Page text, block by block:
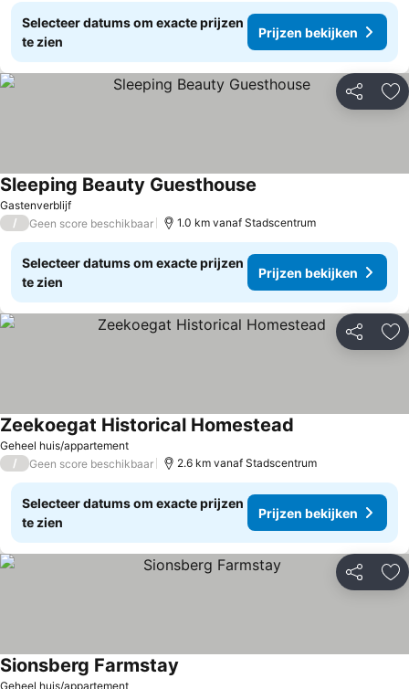
Selecteer datums om exacte prijzen
te zien
Prijzen bekijken
Delen
Gastenverblijf
Sleeping Beauty Guesthouse
/ Geen score beschikbaar 1.0 km vanaf Stadscentrum
Selecteer datums om exacte prijzen
te zien
Prijzen bekijken
Delen
Geheel huis/appartement
Zeekoegat Historical Homestead
/ Geen score beschikbaar 2.6 km vanaf Stadscentrum
Selecteer datums om exacte prijzen
te zien
Prijzen bekijken
Delen
Geheel huis/appartement
Sionsberg Farmstay